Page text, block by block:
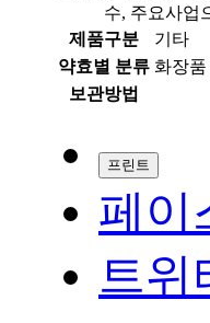
수, 주요사업
제품구분
기타
약효별 분류 화장품
보관방법
프린트
페이
트위